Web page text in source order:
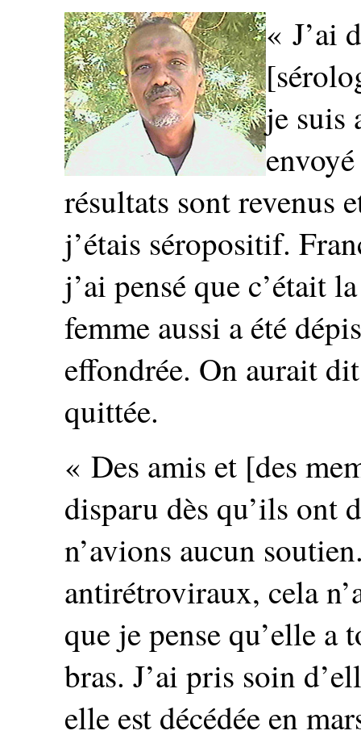
« J’ai
je suis
résultats sont revenus
j’étais séropositif.
j’ai pensé que c’était
femme aussi a été
effondrée. On aurait
quittée.
« Des amis et [des
disparu dès qu’ils ont
n’avions aucun
antirétroviraux, cela
que je pense qu’elle a
bras. J’ai pris soin
elle est décédée en